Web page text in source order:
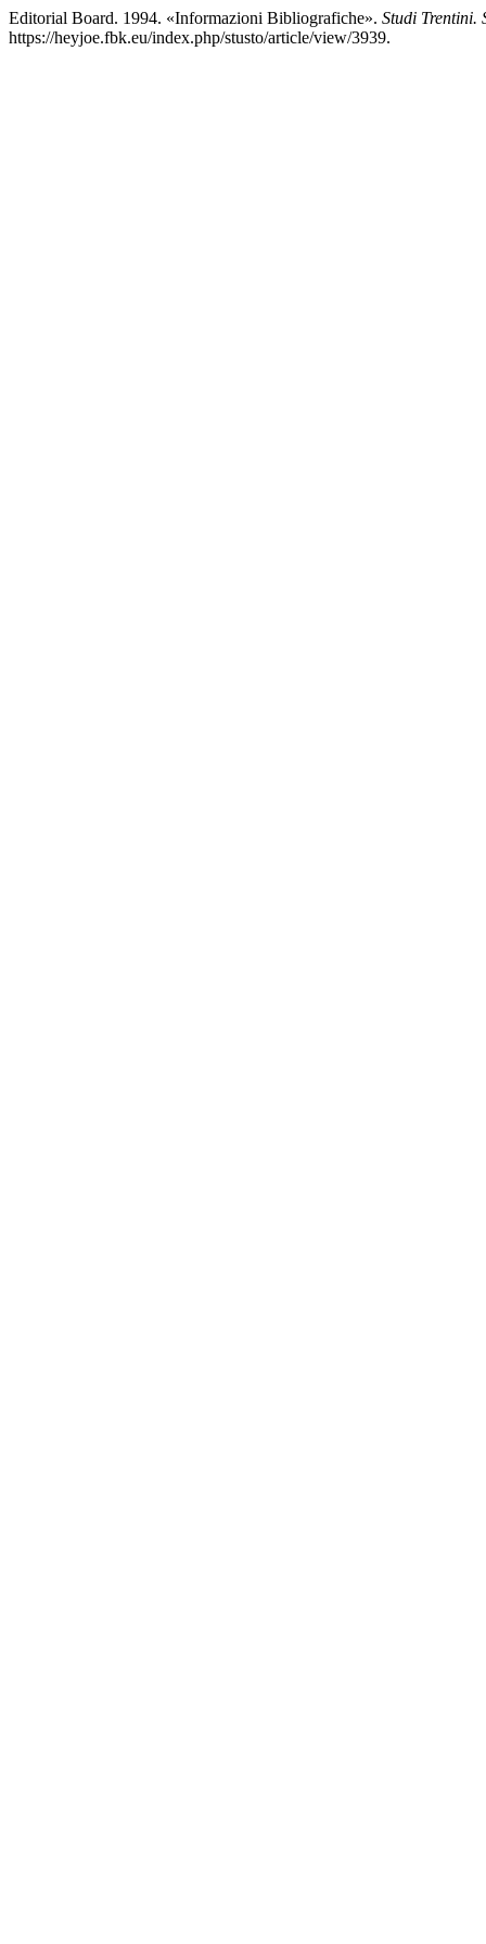
Editorial Board. 1994. «Informazioni Bibliografiche». Studi Trentini.
https://heyjoe.fbk.eu/index.php/stusto/article/view/3939.